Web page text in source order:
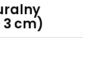
3 cm)